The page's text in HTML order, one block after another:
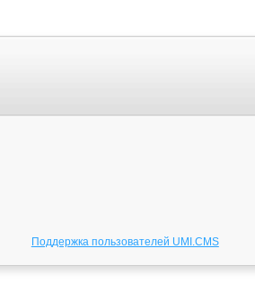
Поддержка пользователей UMI.CMS